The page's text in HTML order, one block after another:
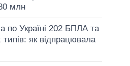
млн
по Україні 202 БПЛА та
типів: як відпрацювала